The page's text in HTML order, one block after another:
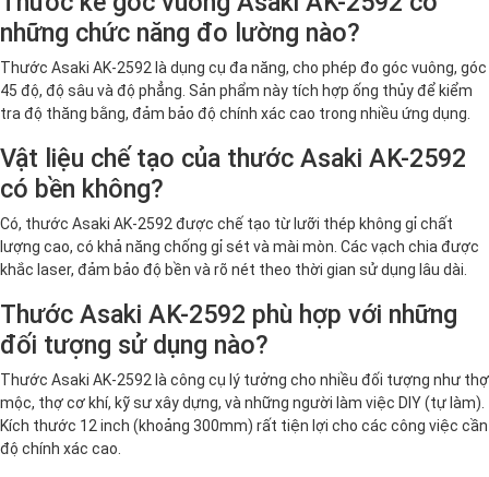
những chức năng đo lường nào?
Thước Asaki AK-2592 là dụng cụ đa năng, cho phép đo góc vuông, góc
45 độ, độ sâu và độ phẳng. Sản phẩm này tích hợp ống thủy để kiểm
tra độ thăng bằng, đảm bảo độ chính xác cao trong nhiều ứng dụng.
Vật liệu chế tạo của thước Asaki AK-2592
có bền không?
Có, thước Asaki AK-2592 được chế tạo từ lưỡi thép không gỉ chất
lượng cao, có khả năng chống gỉ sét và mài mòn. Các vạch chia được
khắc laser, đảm bảo độ bền và rõ nét theo thời gian sử dụng lâu dài.
Thước Asaki AK-2592 phù hợp với những
đối tượng sử dụng nào?
Thước Asaki AK-2592 là công cụ lý tưởng cho nhiều đối tượng như thợ
mộc, thợ cơ khí, kỹ sư xây dựng, và những người làm việc DIY (tự làm).
Kích thước 12 inch (khoảng 300mm) rất tiện lợi cho các công việc cần
độ chính xác cao.